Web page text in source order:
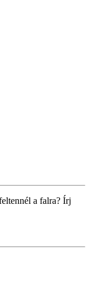
a falra? Írj